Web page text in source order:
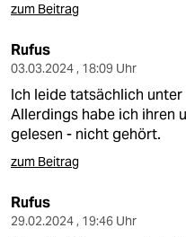
zum Beitrag
Rufus
03.03.2024 , 18:09 Uhr
Ich leide tatsächlich
Allerdings habe ich ihren
gelesen - nicht gehört.
zum Beitrag
Rufus
29.02.2024 , 19:46 Uhr